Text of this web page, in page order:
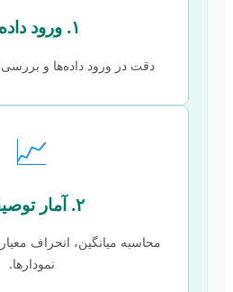
۱. ورود داده‌ها
دقت در ورود داده‌ها و
📈
۲. آمار توصیفی
محاسبه میانگین، انحراف
نمودارها.